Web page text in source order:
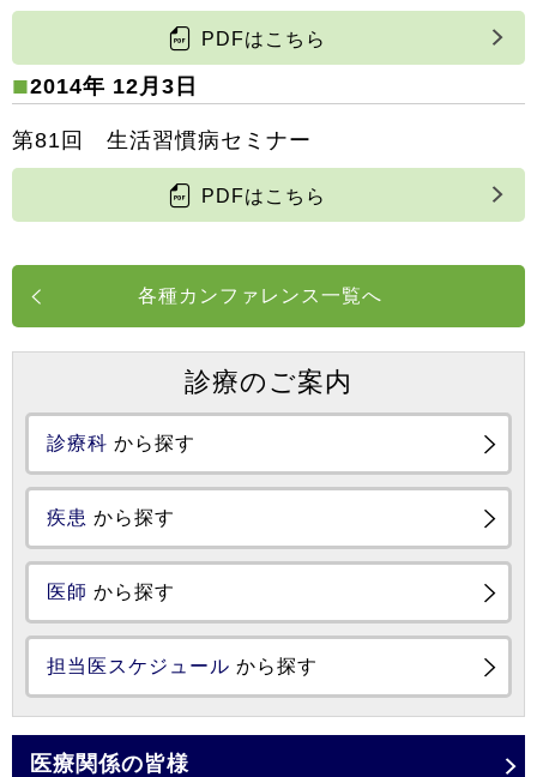
PDFはこちら
2014年 12月3日
第81回 生活習慣病セミナー
PDFはこちら
各種カンファレンス一覧へ
診療のご案内
診療科 から探す
疾患 から探す
医師 から探す
担当医スケジュール から探す
医療関係の皆様